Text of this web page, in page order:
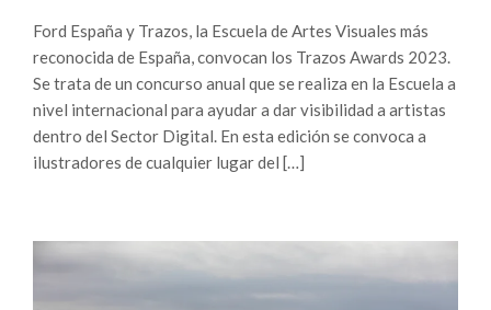
Ford España y Trazos, la Escuela de Artes Visuales más
reconocida de España, convocan los Trazos Awards 2023.
Se trata de un concurso anual que se realiza en la Escuela a
nivel internacional para ayudar a dar visibilidad a artistas
dentro del Sector Digital. En esta edición se convoca a
ilustradores de cualquier lugar del […]